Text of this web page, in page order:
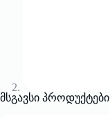
მსგავსი პროდუქტები